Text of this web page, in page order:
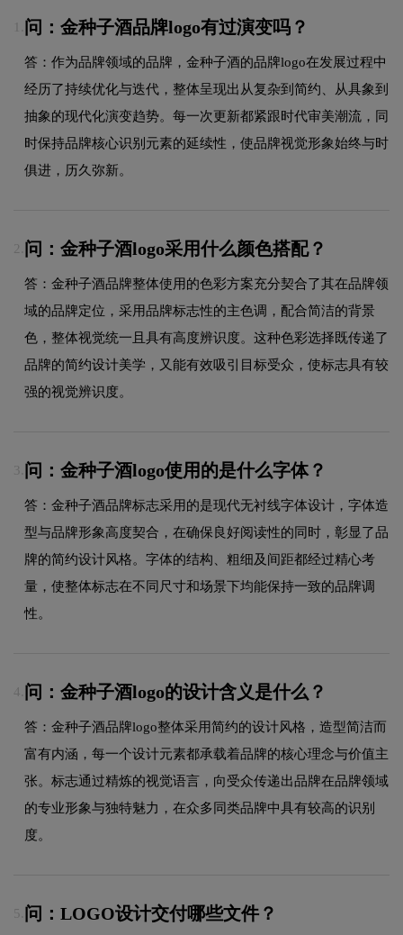
问：金种子酒品牌logo有过演变吗？
答：作为品牌领域的品牌，金种子酒的品牌logo在发展过程中
经历了持续优化与迭代，整体呈现出从复杂到简约、从具象到
抽象的现代化演变趋势。每一次更新都紧跟时代审美潮流，同
时保持品牌核心识别元素的延续性，使品牌视觉形象始终与时
俱进，历久弥新。
2. 问：金种子酒logo采用什么颜色搭配？
答：金种子酒品牌整体使用的色彩方案充分契合了其在品牌领
域的品牌定位，采用品牌标志性的主色调，配合简洁的背景
色，整体视觉统一且具有高度辨识度。这种色彩选择既传递了
品牌的简约设计美学，又能有效吸引目标受众，使标志具有较
强的视觉辨识度。
3. 问：金种子酒logo使用的是什么字体？
答：金种子酒品牌标志采用的是现代无衬线字体设计，字体造
型与品牌形象高度契合，在确保良好阅读性的同时，彰显了品
牌的简约设计风格。字体的结构、粗细及间距都经过精心考
量，使整体标志在不同尺寸和场景下均能保持一致的品牌调
性。
4. 问：金种子酒logo的设计含义是什么？
答：金种子酒品牌logo整体采用简约的设计风格，造型简洁而
富有内涵，每一个设计元素都承载着品牌的核心理念与价值主
张。标志通过精炼的视觉语言，向受众传递出品牌在品牌领域
的专业形象与独特魅力，在众多同类品牌中具有较高的识别
度。
5. 问：LOGO设计交付哪些文件？